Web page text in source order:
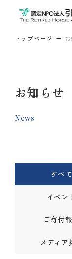
トップページ
お知らせ
News
すべて
イベン
ご寄付
メディア